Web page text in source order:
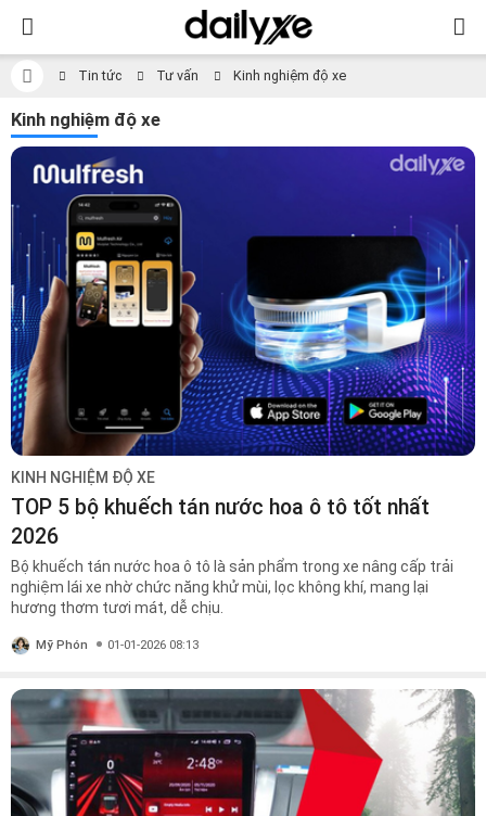
Tin tức Tư vấn Kinh nghiệm độ xe
Kinh nghiệm độ xe
KINH NGHIỆM ĐỘ XE
TOP 5 bộ khuếch tán nước hoa ô tô tốt nhất
2026
Bộ khuếch tán nước hoa ô tô là sản phẩm trong xe nâng cấp trải
nghiệm lái xe nhờ chức năng khử mùi, lọc không khí, mang lại
hương thơm tươi mát, dễ chịu.
Mỹ Phón 01-01-2026 08:13